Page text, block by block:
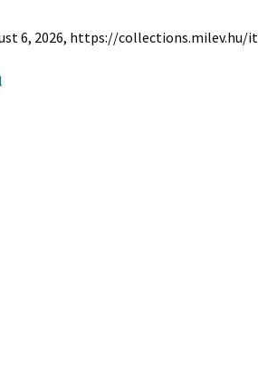
6, 2026, https://collections.milev.hu/